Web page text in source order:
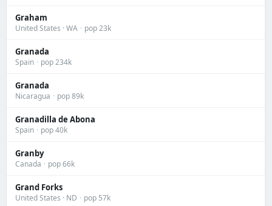
Graham
United States · WA · pop 23k
Granada
Spain · pop 234k
Granada
Nicaragua · pop 89k
Granadilla de Abona
Spain · pop 40k
Granby
Canada · pop 66k
Grand Forks
United States · ND · pop 57k